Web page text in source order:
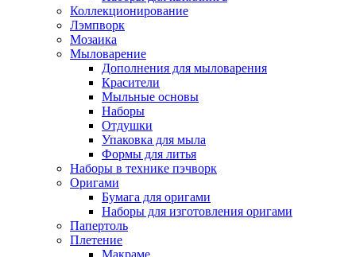
Коллекционирование
Лэмпворк
Мозаика
Мыловарение
Дополнения для мыловарения
Красители
Мыльные основы
Наборы
Отдушки
Упаковка для мыла
Формы для литья
Наборы в технике пэчворк
Оригами
Бумага для оригами
Наборы для изготовления оригами
Папертоль
Плетение
Макраме